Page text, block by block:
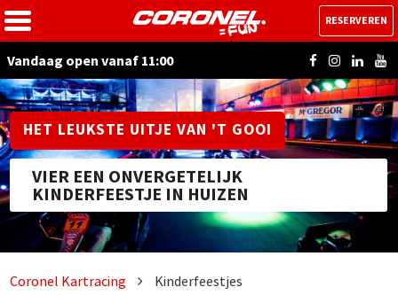
Vandaag open vanaf 11:00
RESERVEREN
HET LEUKSTE UITJE VAN 'T GOOI
VIER EEN ONVERGETELIJK
KINDERFEESTJE IN HUIZEN
Coronel Kartracing Kinderfeestjes